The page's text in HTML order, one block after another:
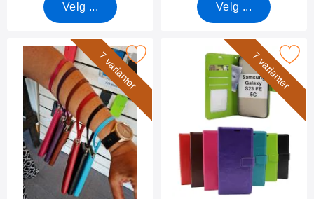
Velg ... Velg ...
7 varianter
håndleddsstropp til New Standcase Wallet som favoritt
7 varianter
Merk crazy Horse Wallet Samsung